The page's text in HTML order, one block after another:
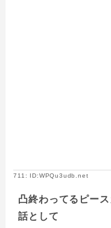
711: ID:WPQu3udb.net
凸終わってるピー
話として